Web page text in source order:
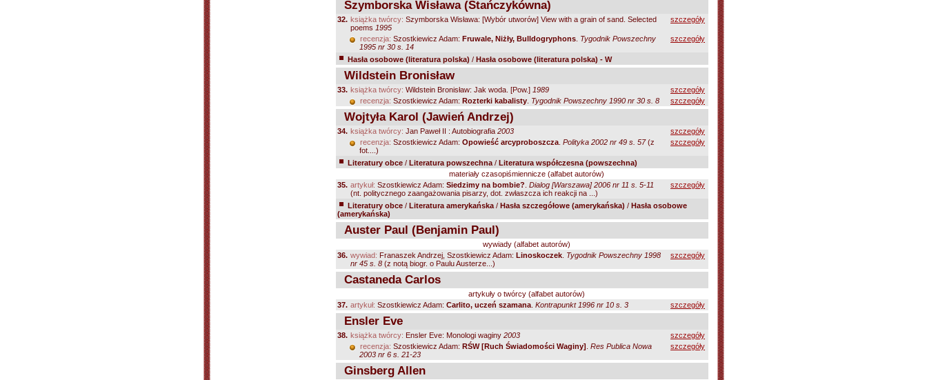
Szymborska Wisława (Stańczykówna)
32. książka twórcy: Szymborska Wisława: [Wybór utworów] View with a grain of sand. Selected
poems 1995
szczegóły
recenzja: Szostkiewicz Adam: Fruwale, Niżły, Bulldogryphons Tygodnik Powszechny
1995 nr 30 s. 14
szczegóły
Hasła osobowe (literatura polska) / Hasła osobowe (literatura polska) - W
Wildstein Bronisław
33. książka twórcy: Wildstein Bronisław: Jak woda. [Pow.] 1989
szczegóły
recenzja: Szostkiewicz Adam: Rozterki kabalisty Tygodnik Powszechny 1990 nr 30 s. 8 szczegóły
Wojtyła Karol (Jawień Andrzej)
34. książka twórcy: Jan Paweł II : Autobiografia 2003
szczegóły
recenzja: Szostkiewicz Adam: Opowieść arcyproboszcza Polityka 2002 nr 49 s. 57(z
fot....)
szczegóły
Literatury obce / Literatura powszechna / Literatura współczesna (powszechna)
materiały czasopiśmiennicze (alfabet autorów)
35. artykuł: Szostkiewicz Adam: Siedzimy na bombie? Dialog [Warszawa] 2006 nr 11 s. 5-11
(nt. politycznego zaangażowania pisarzy, dot. zwłaszcza ich reakcji na ...)
szczegóły
Literatury obce / Literatura amerykańska / Hasła szczegółowe (amerykańska) / Hasła osobowe
(amerykańska)
Auster Paul (Benjamin Paul)
wywiady (alfabet autorów)
36. wywiad: Franaszek Andrzej, Szostkiewicz Adam: Linoskoczek Tygodnik Powszechny 1998
nr 45 s. 8 (z notą biogr. o Paulu Austerze...)
szczegóły
Castaneda Carlos
artykuły o twórcy (alfabet autorów)
37. artykuł: Szostkiewicz Adam: Carlito, uczeń szamana Kontrapunkt 1996 nr 10 s. 3 szczegóły
Ensler Eve
38. książka twórcy: Ensler Eve: Monologi waginy 2003
szczegóły
recenzja: Szostkiewicz Adam: RŚW [Ruch Świadomości Waginy] Res Publica Nowa
2003 nr 6 s. 21-23
szczegóły
Ginsberg Allen